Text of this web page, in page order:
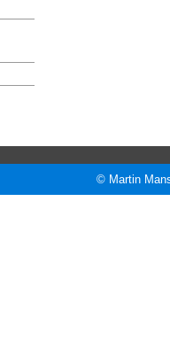
© Martin